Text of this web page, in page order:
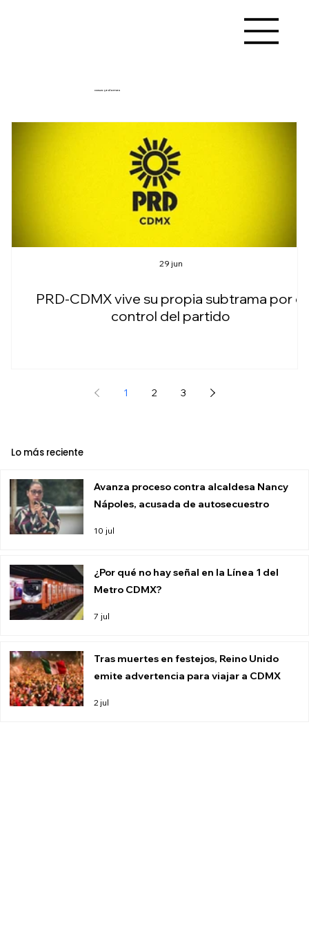
CDMX y Edomex
PRD-CDMX vive su propia subtrama por el
control del partido
29 jun
1 2 3
Lo más reciente
Avanza proceso contra alcaldesa Nancy
Nápoles, acusada de autosecuestro
10 jul
¿Por qué no hay señal en la Línea 1 del
Metro CDMX?
7 jul
Tras muertes en festejos, Reino Unido
emite advertencia para viajar a CDMX
2 jul